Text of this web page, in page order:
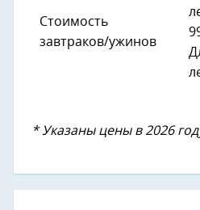
Стоимость
завтраков/ужинов
* Указаны цены в 2026